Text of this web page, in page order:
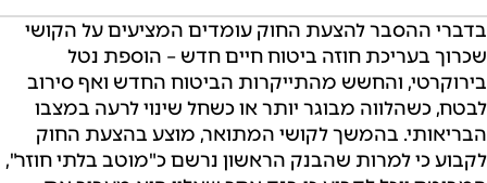
בדברי ההסבר להצעת החוק עומדים המציעים על הקושי
שכרוך בעריכת חוזה ביטוח חיים חדש – הוספת נטל
בירוקרטי, והחשש מהתייקרות הביטוח החדש ואף סירוב
לבטח, כשהלווה מבוגר יותר או כשחל שינוי לרעה במצבו
הבריאותי. בהמשך לקושי המתואר, מוצע בהצעת החוק
לקבוע כי למרות שהבנק הראשון נרשם כ"מוטב בלתי חוזר",